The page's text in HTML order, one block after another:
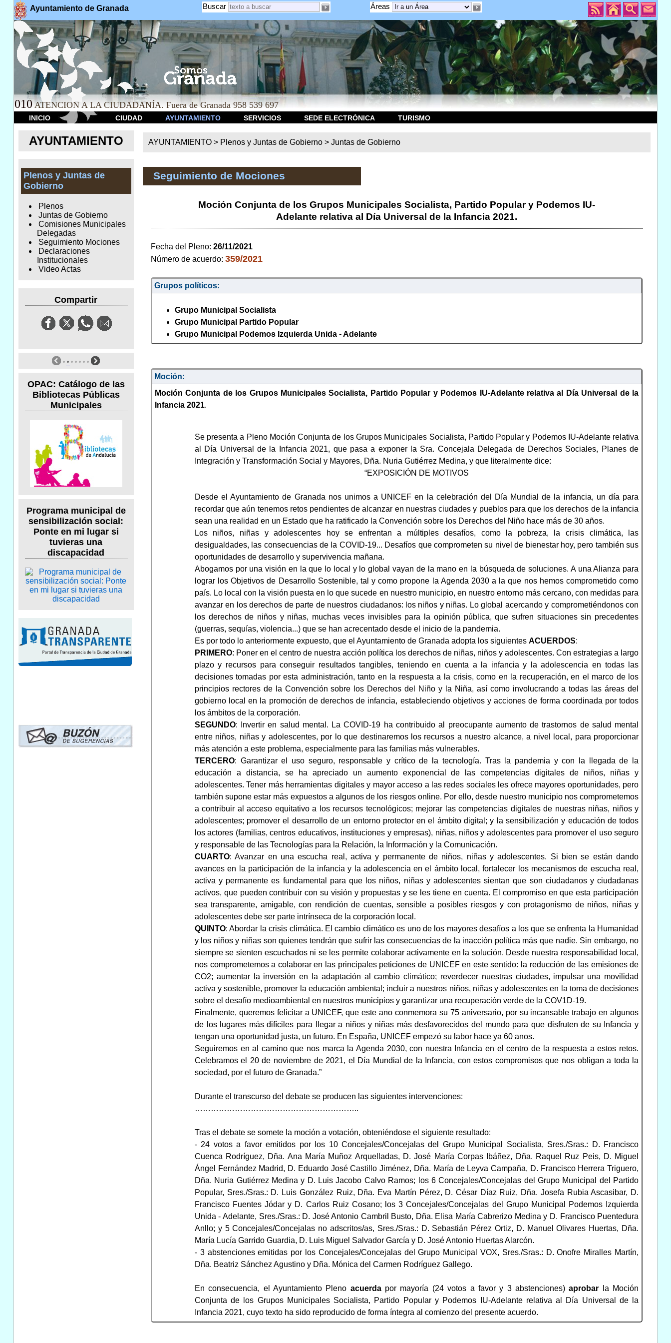
Ayuntamiento de Granada Áreas
Buscar
010 ATENCION A LA CIUDADANÍA. Fuera de Granada 958 539 697
INICIO CIUDAD AYUNTAMIENTO SERVICIOS SEDE ELECTRÓNICA TURISMO
AYUNTAMIENTO
Plenos y Juntas de
Gobierno
Plenos
Juntas de Gobierno
Comisiones Municipales
Delegadas
Seguimiento Mociones
Declaraciones
Institucionales
Video Actas
Compartir
OPAC: Catálogo de las
Bibliotecas Públicas
Municipales
Programa municipal de
sensibilización social:
Ponte en mi lugar si
tuvieras una
discapacidad
AYUNTAMIENTO > Plenos y Juntas de Gobierno >Juntas de Gobierno
Seguimiento de Mociones
Moción Conjunta de los Grupos Municipales Socialista, Partido Popular y Podemos IU-
Adelante relativa al Día Universal de la Infancia 2021.
Fecha del Pleno: 26/11/2021
Número de acuerdo: 359/2021
Grupos políticos:
Grupo Municipal Socialista
Grupo Municipal Partido Popular
Grupo Municipal Podemos Izquierda Unida - Adelante
Moción:
Moción Conjunta de los Grupos Municipales Socialista, Partido Popular y Podemos IU-Adelante relativa al Día Universal de la
Infancia 2021.
Se presenta a Pleno Moción Conjunta de los Grupos Municipales Socialista, Partido Popular y Podemos IU-Adelante relativa
al Día Universal de la Infancia 2021, que pasa a exponer la Sra. Concejala Delegada de Derechos Sociales, Planes de
Integración y Transformación Social y Mayores, Dña. Nuria Gutiérrez Medina, y que literalmente dice:
“EXPOSICIÓN DE MOTIVOS
Desde el Ayuntamiento de Granada nos unimos a UNICEF en la celebración del Día Mundial de la infancia, un día para
recordar que aún tenemos retos pendientes de alcanzar en nuestras ciudades y pueblos para que los derechos de la infancia
sean una realidad en un Estado que ha ratificado la Convención sobre los Derechos del Niño hace más de 30 años.
Los niños, niñas y adolescentes hoy se enfrentan a múltiples desafíos, como la pobreza, la crisis climática, las
desigualdades, las consecuencias de la COVID-19... Desafíos que comprometen su nivel de bienestar hoy, pero también sus
oportunidades de desarrollo y supervivencia mañana.
Abogamos por una visión en la que lo local y lo global vayan de la mano en la búsqueda de soluciones. A una Alianza para
lograr los Objetivos de Desarrollo Sostenible, tal y como propone la Agenda 2030 a la que nos hemos comprometido como
país. Lo local con la visión puesta en lo que sucede en nuestro municipio, en nuestro entorno más cercano, con medidas para
avanzar en los derechos de parte de nuestros ciudadanos: los niños y niñas. Lo global acercando y comprometiéndonos con
los derechos de niños y niñas, muchas veces invisibles para la opinión pública, que sufren situaciones sin precedentes
(guerras, sequías, violencia...) que se han acrecentado desde el inicio de la pandemia.
Es por todo lo anteriormente expuesto, que el Ayuntamiento de Granada adopta los siguientes ACUERDOS:
PRIMERO: Poner en el centro de nuestra acción política los derechos de niñas, niños y adolescentes. Con estrategias a largo
plazo y recursos para conseguir resultados tangibles, teniendo en cuenta a la infancia y la adolescencia en todas las
decisiones tomadas por esta administración, tanto en la respuesta a la crisis, como en la recuperación, en el marco de los
principios rectores de la Convención sobre los Derechos del Niño y la Niña, así como involucrando a todas las áreas del
gobierno local en la promoción de derechos de infancia, estableciendo objetivos y acciones de forma coordinada por todos
los ámbitos de la corporación.
SEGUNDO: Invertir en salud mental. La COVID-19 ha contribuido al preocupante aumento de trastornos de salud mental
entre niños, niñas y adolescentes, por lo que destinaremos los recursos a nuestro alcance, a nivel local, para proporcionar
más atención a este problema, especialmente para las familias más vulnerables.
TERCERO: Garantizar el uso seguro, responsable y crítico de la tecnología. Tras la pandemia y con la llegada de la
educación a distancia, se ha apreciado un aumento exponencial de las competencias digitales de niños, niñas y
adolescentes. Tener más herramientas digitales y mayor acceso a las redes sociales les ofrece mayores oportunidades, pero
también supone estar más expuestos a algunos de los riesgos online. Por ello, desde nuestro municipio nos comprometemos
a contribuir al acceso equitativo a los recursos tecnológicos; mejorar las competencias digitales de nuestras niñas, niños y
adolescentes; promover el desarrollo de un entorno protector en el ámbito digital; y la sensibilización y educación de todos
los actores (familias, centros educativos, instituciones y empresas), niñas, niños y adolescentes para promover el uso seguro
y responsable de las Tecnologías para la Relación, la Información y la Comunicación.
CUARTO: Avanzar en una escucha real, activa y permanente de niños, niñas y adolescentes. Si bien se están dando
avances en la participación de la infancia y la adolescencia en el ámbito local, fortalecer los mecanismos de escucha real,
activa y permanente es fundamental para que los niños, niñas y adolescentes sientan que son ciudadanos y ciudadanas
activos, que pueden contribuir con su visión y propuestas y se les tiene en cuenta. El compromiso en que esta participación
sea transparente, amigable, con rendición de cuentas, sensible a posibles riesgos y con protagonismo de niños, niñas y
adolescentes debe ser parte intrínseca de la corporación local.
QUINTO: Abordar la crisis climática. El cambio climático es uno de los mayores desafíos a los que se enfrenta la Humanidad
y los niños y niñas son quienes tendrán que sufrir las consecuencias de la inacción política más que nadie. Sin embargo, no
siempre se sienten escuchados ni se les permite colaborar activamente en la solución. Desde nuestra responsabilidad local,
nos comprometemos a colaborar en las principales peticiones de UNICEF en este sentido: la reducción de las emisiones de
CO2; aumentar la inversión en la adaptación al cambio climático; reverdecer nuestras ciudades, impulsar una movilidad
activa y sostenible, promover la educación ambiental; incluir a nuestros niños, niñas y adolescentes en la toma de decisiones
sobre el desafío medioambiental en nuestros municipios y garantizar una recuperación verde de la COV1D-19.
Finalmente, queremos felicitar a UNICEF, que este ano conmemora su 75 aniversario, por su incansable trabajo en algunos
de los lugares más difíciles para llegar a niños y niñas más desfavorecidos del mundo para que disfruten de su Infancia y
tengan una oportunidad justa, un futuro. En España, UNICEF empezó su labor hace ya 60 anos.
Seguiremos en al camino que nos marca la Agenda 2030, con nuestra Infancia en el centro de la respuesta a estos retos.
Celebramos el 20 de noviembre de 2021, el Día Mundial de la Infancia, con estos compromisos que nos obligan a toda la
sociedad, por el futuro de Granada.”
Durante el transcurso del debate se producen las siguientes intervenciones:
……………………………………………………..
Tras el debate se somete la moción a votación, obteniéndose el siguiente resultado:
- 24 votos a favor emitidos por los 10 Concejales/Concejalas del Grupo Municipal Socialista, Sres./Sras.: D. Francisco
Cuenca Rodríguez, Dña. Ana María Muñoz Arquelladas, D. José María Corpas Ibáñez, Dña. Raquel Ruz Peis, D. Miguel
Ángel Fernández Madrid, D. Eduardo José Castillo Jiménez, Dña. María de Leyva Campaña, D. Francisco Herrera Triguero,
Dña. Nuria Gutiérrez Medina y D. Luis Jacobo Calvo Ramos; los 6 Concejales/Concejalas del Grupo Municipal del Partido
Popular, Sres./Sras.: D. Luis González Ruiz, Dña. Eva Martín Pérez, D. César Díaz Ruiz, Dña. Josefa Rubia Ascasibar, D.
Francisco Fuentes Jódar y D. Carlos Ruiz Cosano; los 3 Concejales/Concejalas del Grupo Municipal Podemos Izquierda
Unida - Adelante, Sres./Sras.: D. José Antonio Cambril Busto, Dña. Elisa María Cabrerizo Medina y D. Francisco Puentedura
Anllo; y 5 Concejales/Concejalas no adscritos/as, Sres./Sras.: D. Sebastián Pérez Ortiz, D. Manuel Olivares Huertas, Dña.
María Lucía Garrido Guardia, D. Luis Miguel Salvador García y D. José Antonio Huertas Alarcón.
- 3 abstenciones emitidas por los Concejales/Concejalas del Grupo Municipal VOX, Sres./Sras.: D. Onofre Miralles Martín,
Dña. Beatriz Sánchez Agustino y Dña. Mónica del Carmen Rodríguez Gallego.
En consecuencia, el Ayuntamiento Pleno acuerdapor mayoría (24 votos a favor y 3 abstenciones)aprobar la Moción
Conjunta de los Grupos Municipales Socialista, Partido Popular y Podemos IU-Adelante relativa al Día Universal de la
Infancia 2021, cuyo texto ha sido reproducido de forma íntegra al comienzo del presente acuerdo.